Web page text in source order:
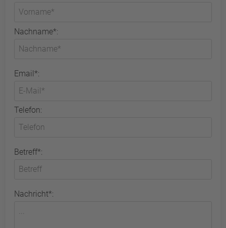
Nachname*:
Email*:
Telefon:
Betreff*:
Nachricht*: